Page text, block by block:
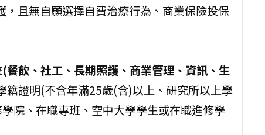
且無自願選擇自費治療行為、商業保險投保
飲、社工、長期照護、商業管理、資訊、生
籍證明(不含年滿25歲(含)以上、研究所以上學
院、在職專班、空中大學學生或在職進修學